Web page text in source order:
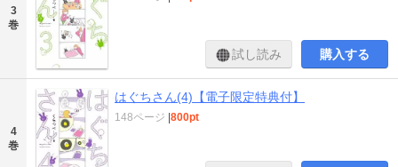
3
巻
試し読み 購入する
4
巻
はぐちさん(4)【電子限定特典付】
148ページ 800pt